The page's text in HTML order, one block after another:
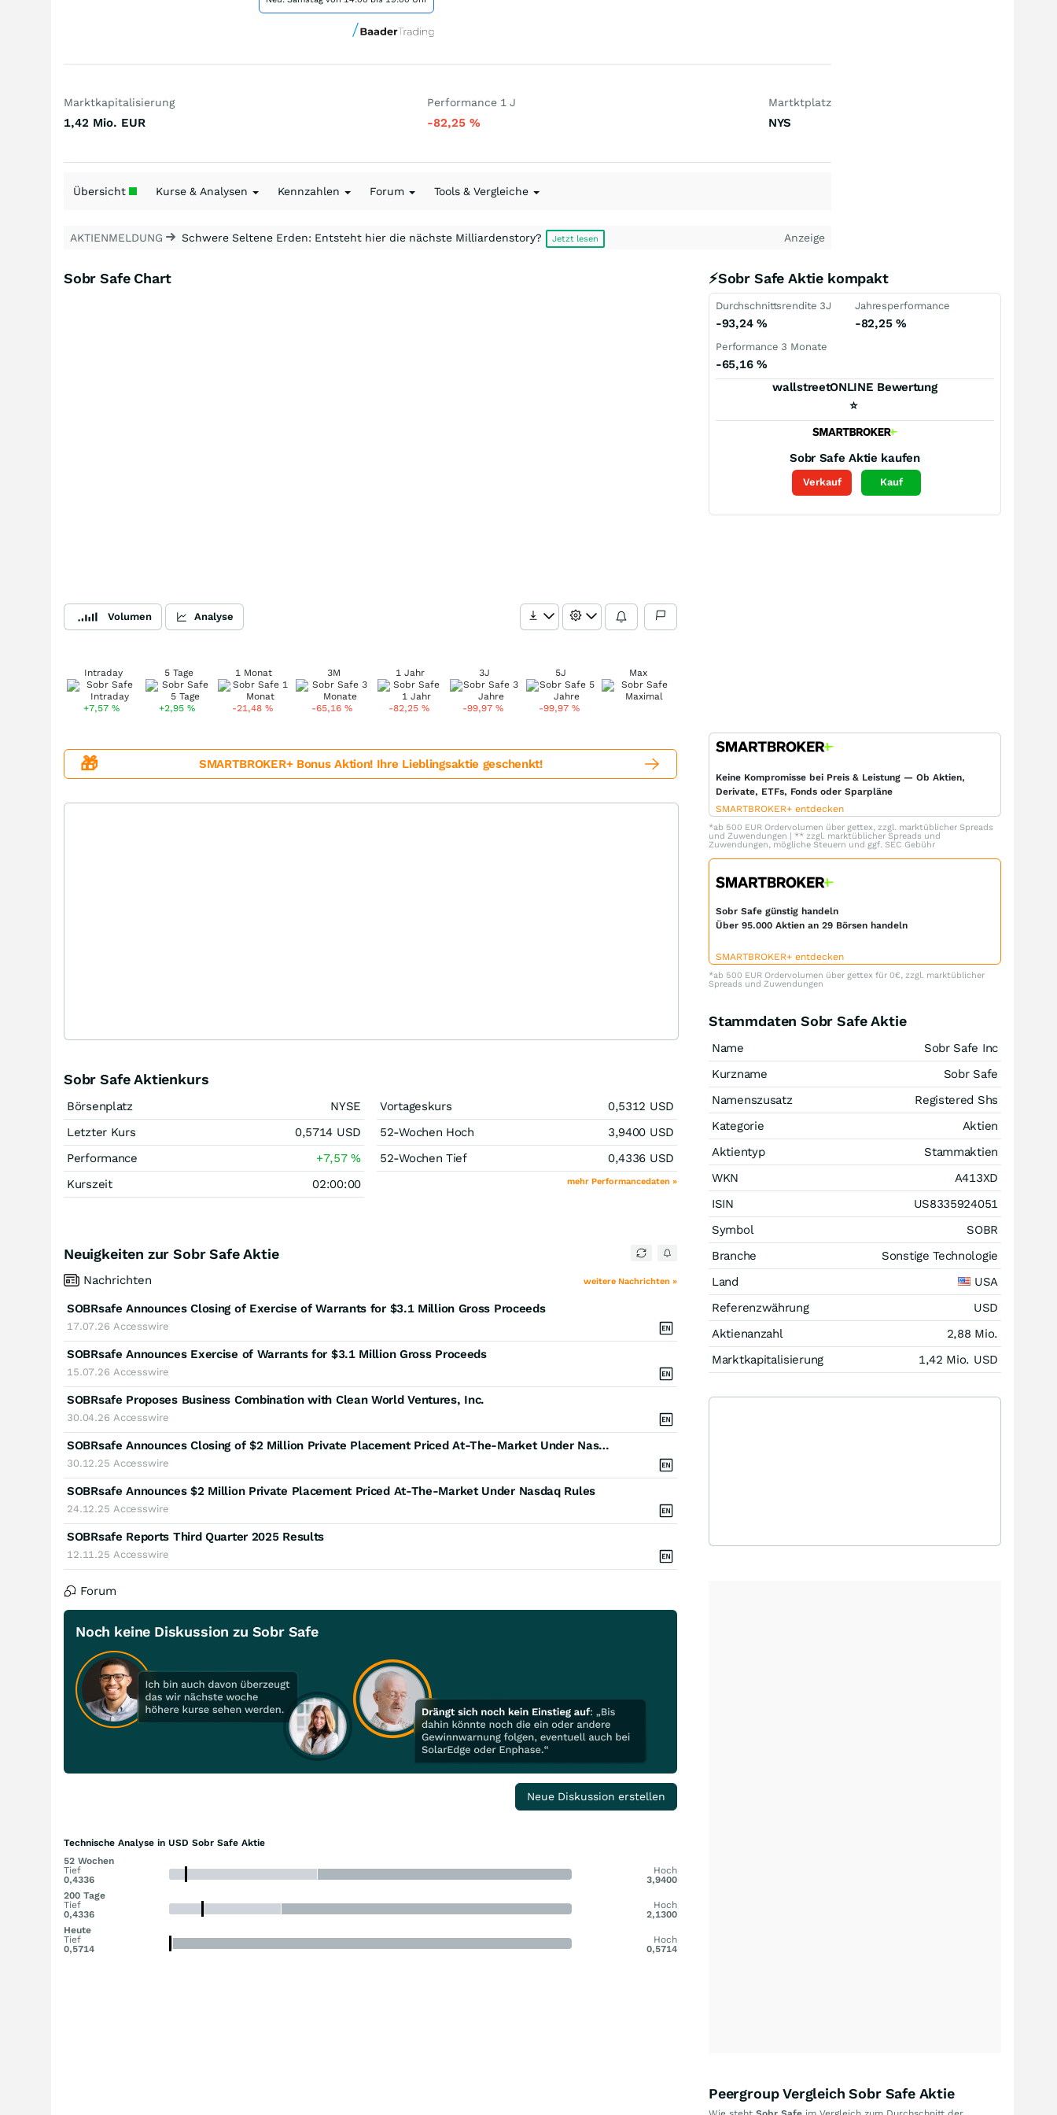
Marktkapitalisierung
1,42 Mio. EUR
Performance 1 J
-82,25 %
Martktplatz
NYS
Übersicht Kurse & Analysen Kennzahlen Forum Tools & Vergleiche
AKTIENMELDUNG Schwere Seltene Erden: Entsteht hier die nächste Milliardenstory? Jetzt lesen Anzeige
Sobr Safe Chart
Volumen Analyse
Intraday
+7,57%
5 Tage
+2,95%
1 Monat
-21,48 %
3M
-65,16%
1 Jahr
-82,25 %
3J
-99,97%
5J
-99,97 %
Max
⚡Sobr Safe Aktie kompakt
Durchschnittsrendite 3J
-93,24 %
Jahresperformance
-82,25 %
Performance 3 Monate
-65,16 %
wallstreetONLINE Bewertung
⭐
Sobr Safe Aktie kaufen
Verkauf Kauf
🎁 SMARTBROKER+ Bonus Aktion! Ihre Lieblingsaktie geschenkt!
Sobr Safe Aktienkurs
Börsenplatz
NYSE
Letzter Kurs
0,5714 USD
Performance
+7,57%
Kurszeit
02:00:00
Vortageskurs 0,5312 USD
52-Wochen Hoch
3,9400 USD
52-Wochen Tief
0,4336 USD
mehr Performancedaten »
Neuigkeiten zur Sobr Safe Aktie
Nachrichten weitere Nachrichten »
SOBRsafe Announces Closing of Exercise of Warrants for $3.1 Million Gross Proceeds
17.07.26 Accesswire
SOBRsafe Announces Exercise of Warrants for $3.1 Million Gross Proceeds
15.07.26 Accesswire
SOBRsafe Proposes Business Combination with Clean World Ventures, Inc.
30.04.26 Accesswire
SOBRsafe Announces Closing of $2 Million Private Placement Priced At-The-Market Under Nasdaq Rules
30.12.25 Accesswire
SOBRsafe Announces $2 Million Private Placement Priced At-The-Market Under Nasdaq Rules
24.12.25 Accesswire
SOBRsafe Reports Third Quarter 2025 Results
12.11.25 Accesswire
Forum
Noch keine Diskussion zu Sobr Safe
Neue Diskussion erstellen
Technische Analyse in USD Sobr Safe Aktie
52 Wochen
Tief
0,4336
Hoch
3,9400
200 Tage
Tief
0,4336
Hoch
2,1300
Heute
Tief
0,5714
Hoch
0,5714
Keine Kompromisse bei Preis & Leistung — Ob Aktien,
Derivate, ETFs, Fonds oder Sparpläne
SMARTBROKER+ entdecken
*ab 500 EUR Ordervolumen über gettex, zzgl. marktüblicher Spreads
und Zuwendungen | ** zzgl. marktüblicher Spreads und
Zuwendungen, mögliche Steuern und ggf. SEC Gebühr
Sobr Safe günstig handeln
Über 95.000 Aktien an 29 Börsen handeln
SMARTBROKER+ entdecken
*ab 500 EUR Ordervolumen über gettex für 0€, zzgl. marktüblicher
Spreads und Zuwendungen
Stammdaten Sobr Safe Aktie
Name
Sobr Safe Inc
Kurzname
Sobr Safe
Namenszusatz
Registered Shs
Kategorie
Aktien
Aktientyp
Stammaktien
WKN
A413XD
ISIN
US8335924051
Symbol
SOBR
Branche
Sonstige Technologie
Land
USA
Referenzwährung
USD
Aktienanzahl
2,88 Mio.
Marktkapitalisierung
1,42 Mio. USD
Peergroup Vergleich Sobr Safe Aktie